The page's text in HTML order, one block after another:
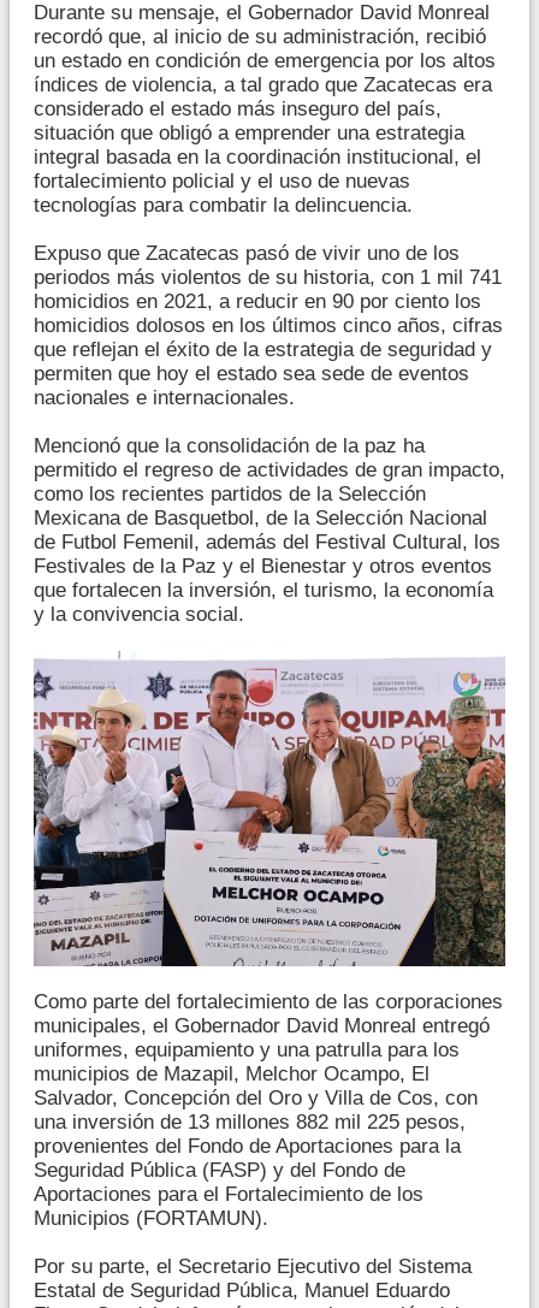
Durante su mensaje, el Gobernador David Monreal
recordó que, al inicio de su administración, recibió
un estado en condición de emergencia por los altos
índices de violencia, a tal grado que Zacatecas era
considerado el estado más inseguro del país,
situación que obligó a emprender una estrategia
integral basada en la coordinación institucional, el
fortalecimiento policial y el uso de nuevas
tecnologías para combatir la delincuencia.
Expuso que Zacatecas pasó de vivir uno de los
periodos más violentos de su historia, con 1 mil 741
homicidios en 2021, a reducir en 90 por ciento los
homicidios dolosos en los últimos cinco años, cifras
que reflejan el éxito de la estrategia de seguridad y
permiten que hoy el estado sea sede de eventos
nacionales e internacionales.
Mencionó que la consolidación de la paz ha
permitido el regreso de actividades de gran impacto,
como los recientes partidos de la Selección
Mexicana de Basquetbol, de la Selección Nacional
de Futbol Femenil, además del Festival Cultural, los
Festivales de la Paz y el Bienestar y otros eventos
que fortalecen la inversión, el turismo, la economía
y la convivencia social.
Como parte del fortalecimiento de las corporaciones
municipales, el Gobernador David Monreal entregó
uniformes, equipamiento y una patrulla para los
municipios de Mazapil, Melchor Ocampo, El
Salvador, Concepción del Oro y Villa de Cos, con
una inversión de 13 millones 882 mil 225 pesos,
provenientes del Fondo de Aportaciones para la
Seguridad Pública (FASP) y del Fondo de
Aportaciones para el Fortalecimiento de los
Municipios (FORTAMUN).
Por su parte, el Secretario Ejecutivo del Sistema
Estatal de Seguridad Pública, Manuel Eduardo